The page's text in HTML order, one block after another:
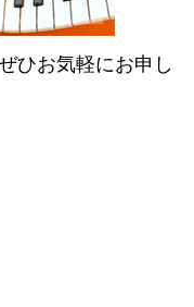
ひお気軽にお申し